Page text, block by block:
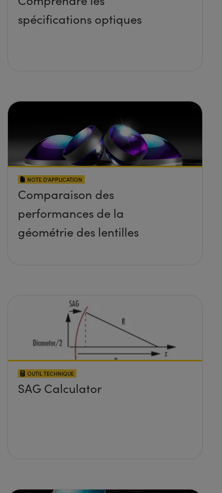
spécifications optiques
NOTE D’APPLICATION
Comparaison des
performances de la
géométrie des lentilles
OUTIL TECHNIQUE
SAG Calculator